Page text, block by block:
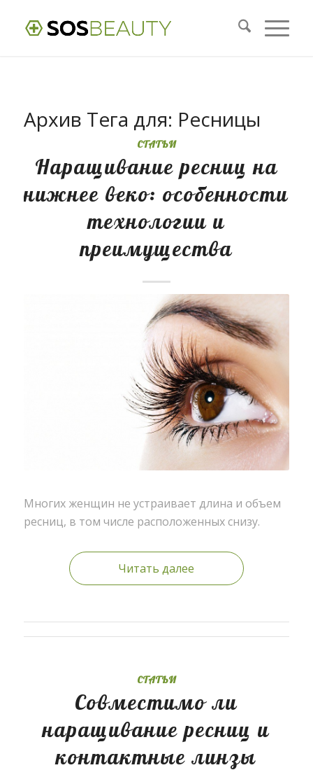
Архив Тега для: Ресницы
СТАТЬИ
Наращивание ресниц на
нижнее веко: особенности
технологии и
преимущества
Многих женщин не устраивает длина и объем
ресниц, в том числе расположенных снизу.
Читать далее
СТАТЬИ
Совместимо ли
наращивание ресниц и
контактные линзы